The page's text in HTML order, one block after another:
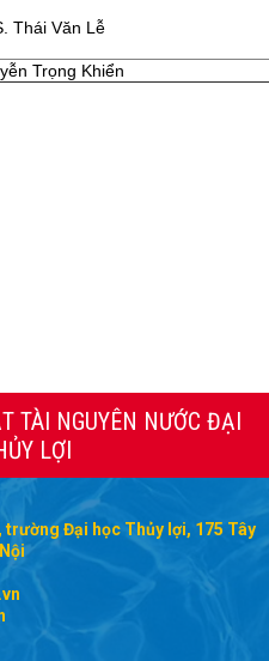
Thái Văn Lễ
Trọng Khiển
LỢI
trường Đại học Thủy lợi, 175 Tây